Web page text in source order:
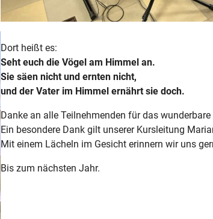
Dort heißt es:
Seht euch die Vögel am Himmel an.
Sie säen nicht und ernten nicht,
und der Vater im Himmel ernährt sie doch.
Danke an alle Teilnehmenden für das wunderbare
Ein besondere Dank gilt unserer Kursleitung
Mit einem Lächeln im Gesicht erinnern wir uns
Bis zum nächsten Jahr.